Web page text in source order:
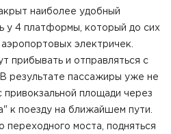
наиболее удобный
у 4 платформы, который до сих
электричек.
прибывать и отправляться с
результате пассажиры уже не
привокзальной площади через
к поезду на ближайшем пути.
переходного моста, подняться